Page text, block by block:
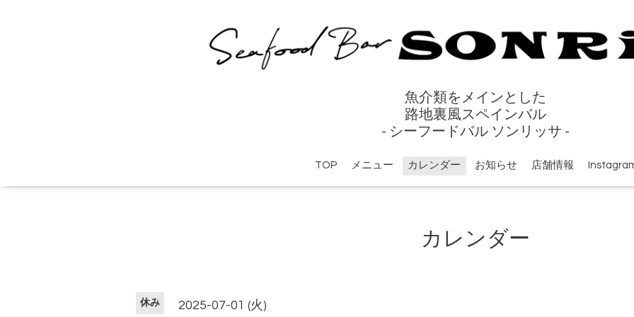
魚介類をメインとした
路地裏風スペインバル
- シーフードバル ソンリッサ -
TOP メニュー カレンダー お知らせ 店舗情報
カレンダー
休み 2025-07-01 (火)